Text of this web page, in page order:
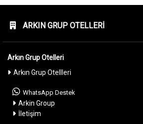
ARKIN GRUP OTELLERI
Arkın Grup Otelleri
Arkın Grup Otellleri
WhatsApp Destek
Arkin Group
İletişim